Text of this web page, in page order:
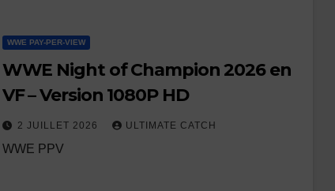
WWE PAY-PER-VIEW
WWE Night of Champion 2026 en
VF – Version 1080P HD
2 JUILLET 2026 ULTIMATE CATCH
WWE PPV